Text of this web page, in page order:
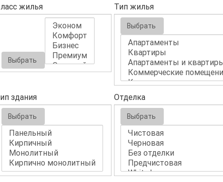
жилья
Выбрать
Тип жилья
Выбрать
здания
Выбрать
Отделка
Выбрать